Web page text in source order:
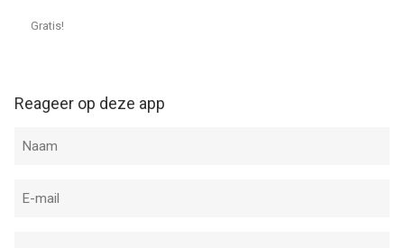
Gratis!
Reageer op deze app